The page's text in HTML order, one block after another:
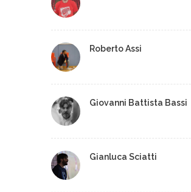
Roberto Assi
Giovanni Battista Bassi
Gianluca Sciatti